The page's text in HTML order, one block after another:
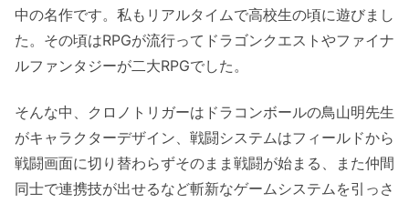
中の名作です。私もリアルタイムで高校生の頃に遊びまし
た。その頃はRPGが流行ってドラゴンクエストやファイナ
ルファンタジーが二大RPGでした。
そんな中、クロノトリガーはドラコンボールの鳥山明先生
がキャラクターデザイン、戦闘システムはフィールドから
戦闘画面に切り替わらずそのまま戦闘が始まる、また仲間
同士で連携技が出せるなど斬新なゲームシステムを引っさ